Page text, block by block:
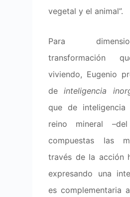
vegetal y el animal”.
Para
transformación
viviendo, Eugenio
deinteligencia
que de inteligencia
reino mineral
compuestas las
través de la acción
expresando una
es complementaria